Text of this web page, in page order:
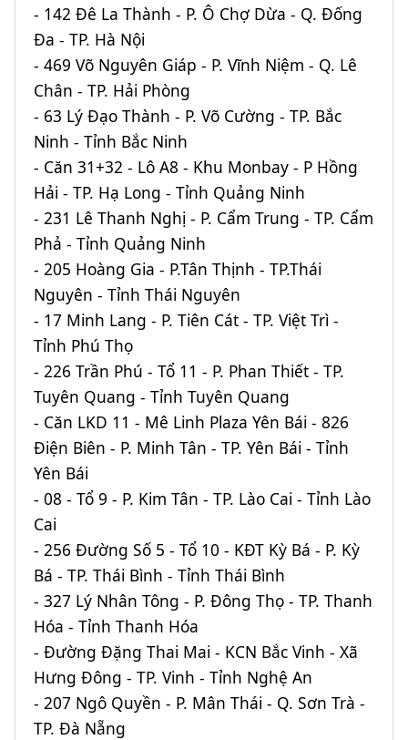
- 142 Đê La Thành - P. Ô Chợ Dừa - Q. Đống
Đa - TP. Hà Nội
- 469 Võ Nguyên Giáp - P. Vĩnh Niệm - Q. Lê
Chân - TP. Hải Phòng
- 63 Lý Đạo Thành - P. Võ Cường - TP. Bắc
Ninh - Tỉnh Bắc Ninh
- Căn 31+32 - Lô A8 - Khu Monbay - P Hồng
Hải - TP. Hạ Long - Tỉnh Quảng Ninh
- 231 Lê Thanh Nghị - P. Cẩm Trung - TP. Cẩm
Phả - Tỉnh Quảng Ninh
- 205 Hoàng Gia - P.Tân Thịnh - TP.Thái
Nguyên - Tỉnh Thái Nguyên
- 17 Minh Lang - P. Tiên Cát - TP. Việt Trì -
Tỉnh Phú Thọ
- 226 Trần Phú - Tổ 11 - P. Phan Thiết - TP.
Tuyên Quang - Tỉnh Tuyên Quang
- Căn LKD 11 - Mê Linh Plaza Yên Bái - 826
Điện Biên - P. Minh Tân - TP. Yên Bái - Tỉnh
Yên Bái
- 08 - Tổ 9 - P. Kim Tân - TP. Lào Cai - Tỉnh Lào
Cai
- 256 Đường Số 5 - Tổ 10 - KĐT Kỳ Bá - P. Kỳ
Bá - TP. Thái Bình - Tỉnh Thái Bình
- 327 Lý Nhân Tông - P. Đông Thọ - TP. Thanh
Hóa - Tỉnh Thanh Hóa
- Đường Đặng Thai Mai - KCN Bắc Vinh - Xã
Hưng Đông - TP. Vinh - Tỉnh Nghệ An
- 207 Ngô Quyền - P. Mân Thái - Q. Sơn Trà -
TP. Đà Nẵng